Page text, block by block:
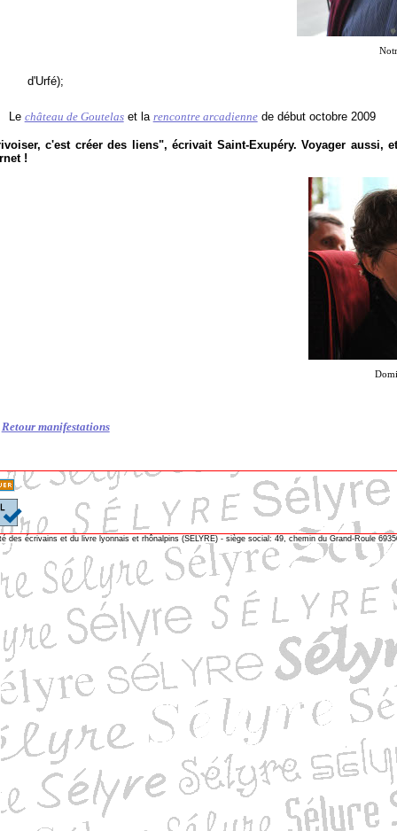
d'Urfé);
Le château de Goutelaset la rencontre arcadiennede début octobre 2009
c'est créer des liens", écrivait Saint-Exupéry. Voyager
!
Retour manifestations
des écrivains et du livre lyonnais et rhônalpins (SELYRE) - siège social: 49, chemin du Grand-Roule